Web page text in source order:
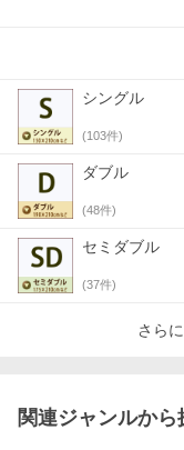
お取り扱い下さい
シングル
(103件)
ダブル
(48件)
セミダブル
(37件)
さら
関連ジャンルから